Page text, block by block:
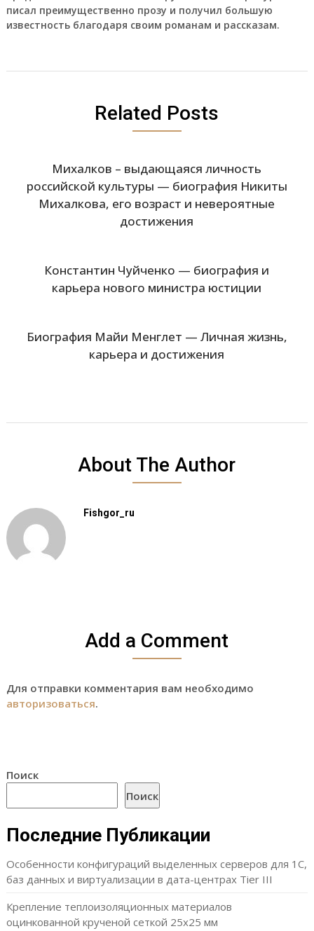
писал преимущественно прозу и получил большую
известность благодаря своим романам и рассказам.
Related Posts
Михалков – выдающаяся личность
российской культуры — биография Никиты
Михалкова, его возраст и невероятные
достижения
Константин Чуйченко — биография и
карьера нового министра юстиции
Биография Майи Менглет — Личная жизнь,
карьера и достижения
About The Author
Fishgor_ru
Add a Comment
Для отправки комментария вам необходимо
авторизоваться.
Поиск
Поиск
Последние Публикации
Особенности конфигураций выделенных серверов для 1С,
баз данных и виртуализации в дата-центрах Tier III
Крепление теплоизоляционных материалов
оцинкованной крученой сеткой 25х25 мм